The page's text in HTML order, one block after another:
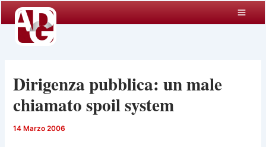
contenuto
Dirigenza pubblica: un male
chiamato spoil system
14 Marzo 2006